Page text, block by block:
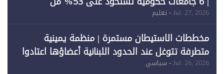
Jul. 27, 2026- تعليم
مخططات الاستيطان مستمرة | منظمة يمينية
متطرفة تتوغل عند الحدود اللبنانية أعضاؤها اعتادوا
خرق الحدود
Jul. 26, 2026- سياسي